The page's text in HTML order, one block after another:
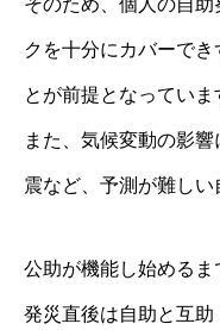
クを十分にカバーで
とが前提となっていま
また、気候変動の影
震など、予測が難しい
公助が機能し始めるま
発災直後は自助と互助